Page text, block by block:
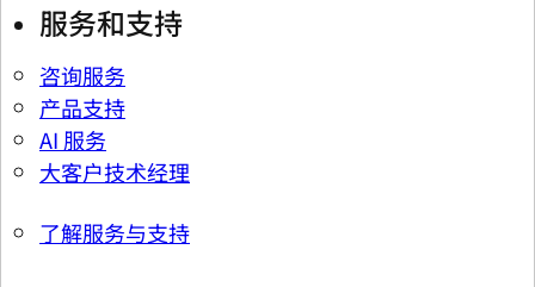
服务和支持
咨询服务
产品支持
AI 服务
大客户技术经理
了解服务与支持